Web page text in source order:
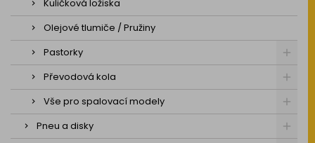
Kuličková ložiska
Olejové tlumiče / Pružiny
Pastorky
Převodová kola
Vše pro spalovací modely
Pneu a disky